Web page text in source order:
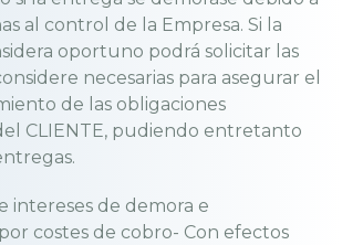
al control de la Empresa. Si la
oportuno podrá solicitar las
necesarias para asegurar el
de las obligaciones
CLIENTE, pudiendo entretanto
intereses de demora e
costes de cobro- Con efectos